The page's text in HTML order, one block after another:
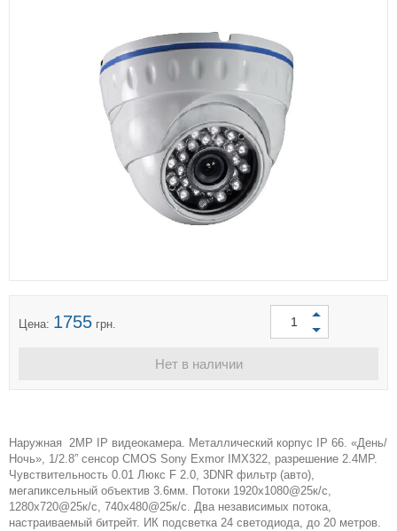
Цена: 1755 грн.
Нет в наличии
Наружная 2МР IP видеокамера. Металлический корпус IP 66. «День/
Ночь», 1/2.8” сенсор CMOS Sony Exmor IMX322, разрешение 2.4MР.
Чувствительность 0.01 Люкс F 2.0, 3DNR фильтр (авто),
мегапиксельный объектив 3.6мм. Потоки 1920х1080@25к/с,
1280х720@25к/с, 740х480@25к/с. Два независимых потока,
настраиваемый битрейт. ИК подсветка 24 cветодиода, до 20 метров.